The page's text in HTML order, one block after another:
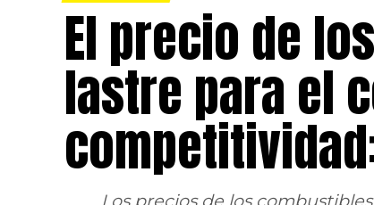
El precio de
lastre para el
Los precios de los